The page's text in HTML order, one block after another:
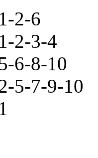
1-2-6
1-2-3-4
6-8-10
5-7-9-10
1